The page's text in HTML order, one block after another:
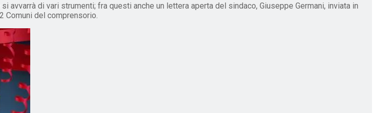
di vari strumenti; fra questi anche un lettera aperta del sindaco, Giuseppe Germani, inviata in
Comuni del comprensorio.